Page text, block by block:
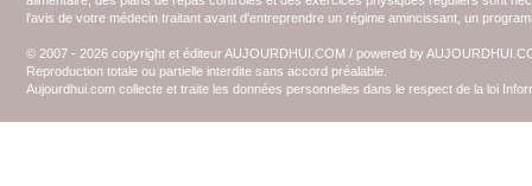
l'avis de votre médecin traitant avant d'entreprendre un régime amincissant, un
© 2007 - 2026 copyright et éditeur AUJOURDHUI.COM / powered by
Reproduction totale ou partielle interdite sans accord préalable.
Aujourdhui.com collecte et traite les données personnelles dans le respect de la loi